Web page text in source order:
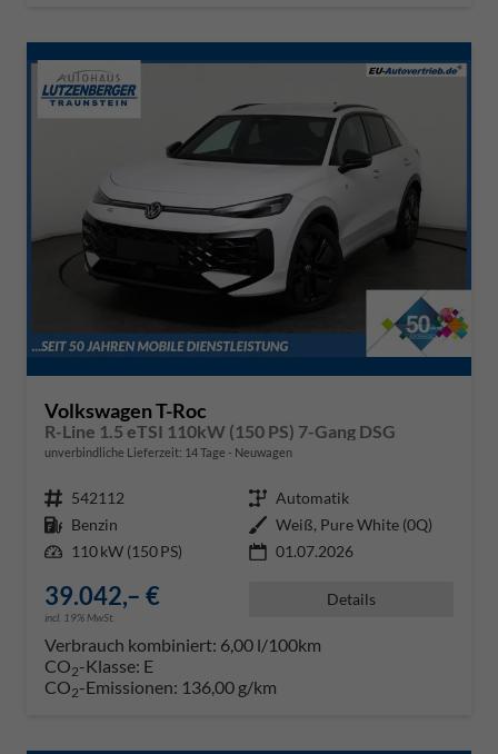
Volkswagen T-Roc
R-Line 1.5 eTSI 110kW (150 PS) 7-Gang DSG
unverbindliche Lieferzeit: 14 Tage Neuwagen
Fahrzeugnr. 542112 Getriebe Automatik
Kraftstoff Benzin Außenfarbe Weiß, Pure White (0Q)
Leistung 110 kW (150 PS) 01.07.2026
39.042,– €
incl. 19% MwSt.
Details
Verbrauch kombiniert: 6,00 l/100km
CO2-Klasse: E
CO2-Emissionen: 136,00 g/km